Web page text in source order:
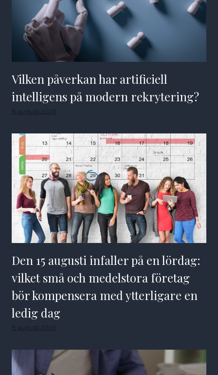
Vilken påverkan har artificiell
intelligens på modern rekrytering?
8 augusti 2026
Den 15 augusti infaller på en lördag:
vilket små och medelstora företag
bör kompensera med ytterligare en
ledig dag
8 augusti 2026